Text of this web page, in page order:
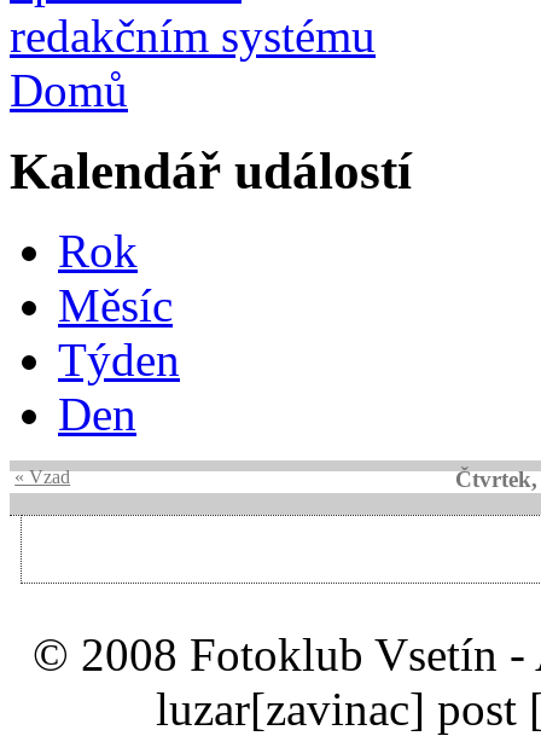
Domů
Kalendář událostí
Rok
Měsíc
Týden
Den
« Vzad Čtvrtek,
© 2008 Fotoklub Vsetín -
luzar[zavinac] post